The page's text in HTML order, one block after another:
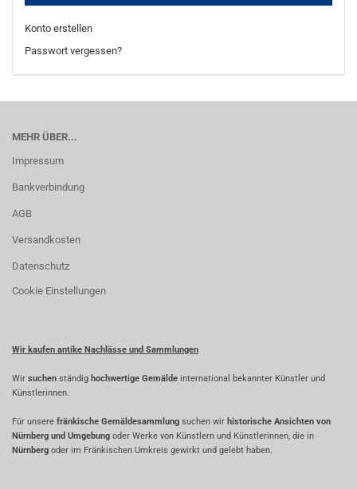
Konto erstellen
Passwort vergessen?
MEHR ÜBER...
Impressum
Bankverbindung
AGB
Versandkosten
Datenschutz
Cookie Einstellungen
Wir kaufen antike Nachlässe und Sammlungen
Wir suchen ständig hochwertige Gemälde international bekannter Künstler und
Künstlerinnen.
Für unsere fränkische Gemäldesammlung suchen wir historische Ansichten von
Nürnberg und Umgebung oder Werke von Künstlern und Künstlerinnen, die in
Nürnberg oder im Fränkischen Umkreis gewirkt und gelebt haben.